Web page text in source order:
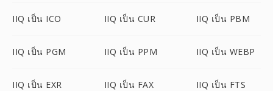
IIQ เป็น ICO IIQ เป็น CUR IIQ เป็น PBM
IIQ เป็น PGM IIQ เป็น PPM IIQ เป็น WEBP
IIQ เป็น EXR IIQ เป็น FAX IIQ เป็น FTS